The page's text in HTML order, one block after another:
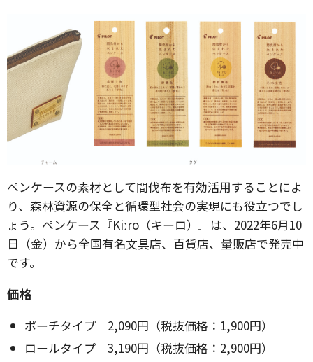
ペンケースの素材として間伐布を有効活用することによ
り、森林資源の保全と循環型社会の実現にも役立つでし
ょう。ペンケース『Kiːro（キーロ）』は、2022年6月10
日（金）から全国有名文具店、百貨店、量販店で発売中
です。
価格
ポーチタイプ 2,090円（税抜価格：1,900円）
ロールタイプ 3,190円（税抜価格：2,900円）